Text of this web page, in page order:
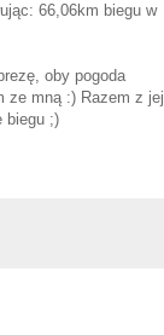
66,06km biegu w
oby pogoda
ze mną :) Razem z jej
biegu ;)